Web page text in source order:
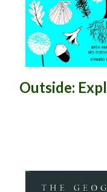
Outside: